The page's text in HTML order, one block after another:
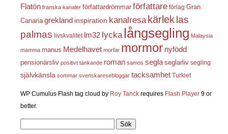
Flatön franska kanaler författardrömmar författare förlag Gran
Canaria grekland inspiration kanalresa kärlek las
palmas livskvalitet lm32 lycka långsegling Malaysia
mamma manus Medelhavet morfar mormor nyfödd
pensionärsliv positivt tänkande roman samos segla seglarliv segling
självkänsla sommar svenskaresebloggar tacksamhet Turkiet
WP Cumulus Flash tag cloud by Roy Tanck requires Flash Player 9 or
better.